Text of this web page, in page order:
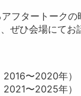
フタートーク
ひ会場にてお
〜2020年）
〜2025年）